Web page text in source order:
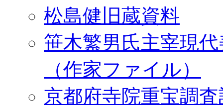
松島健旧蔵資料
笹木繁男氏主宰現
（作家ファイル）
京都府寺院重宝調